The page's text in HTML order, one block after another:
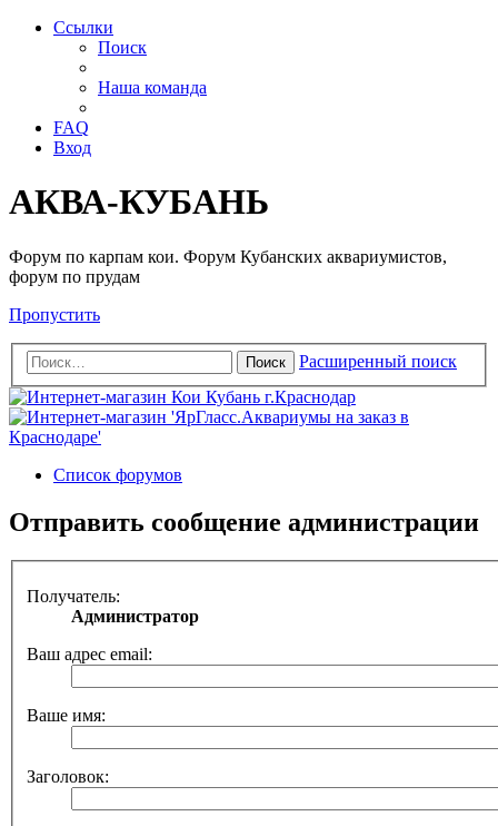
Ссылки
Поиск
Наша команда
FAQ
Вход
АКВА-КУБАНЬ
Форум по карпам кои. Форум Кубанских аквариумистов,
форум по прудам
Пропустить
Поиск Расширенный поиск
Список форумов
Отправить сообщение администрации
Получатель:
Администратор
Ваш адрес email:
Ваше имя:
Заголовок: